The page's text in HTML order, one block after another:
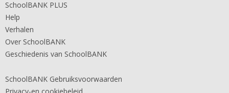
SchoolBANK PLUS
Help
Verhalen
Over SchoolBANK
Geschiedenis van SchoolBANK
SchoolBANK Gebruiksvoorwaarden